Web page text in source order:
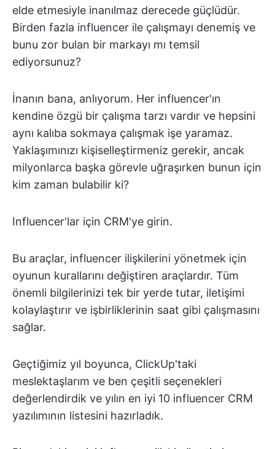
elde etmesiyle inanılmaz derecede güçlüdür.
Birden fazla influencer ile çalışmayı denemiş ve
bunu zor bulan bir markayı mı temsil
ediyorsunuz?
İnanın bana, anlıyorum. Her influencer'ın
kendine özgü bir çalışma tarzı vardır ve hepsini
aynı kalıba sokmaya çalışmak işe yaramaz.
Yaklaşımınızı kişiselleştirmeniz gerekir, ancak
milyonlarca başka görevle uğraşırken bunun için
kim zaman bulabilir ki?
Influencer'lar için CRM'ye girin.
Bu araçlar, influencer ilişkilerini yönetmek için
oyunun kurallarını değiştiren araçlardır. Tüm
önemli bilgilerinizi tek bir yerde tutar, iletişimi
kolaylaştırır ve işbirliklerinin saat gibi çalışmasını
sağlar.
Geçtiğimiz yıl boyunca, ClickUp'taki
meslektaşlarım ve ben çeşitli seçenekleri
değerlendirdik ve yılın en iyi 10 influencer CRM
yazılımının listesini hazırladık.